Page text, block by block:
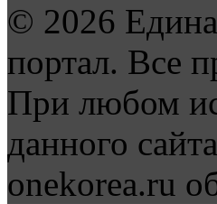
© 2026
портал. Все
При любом
данного
onekorea.ru